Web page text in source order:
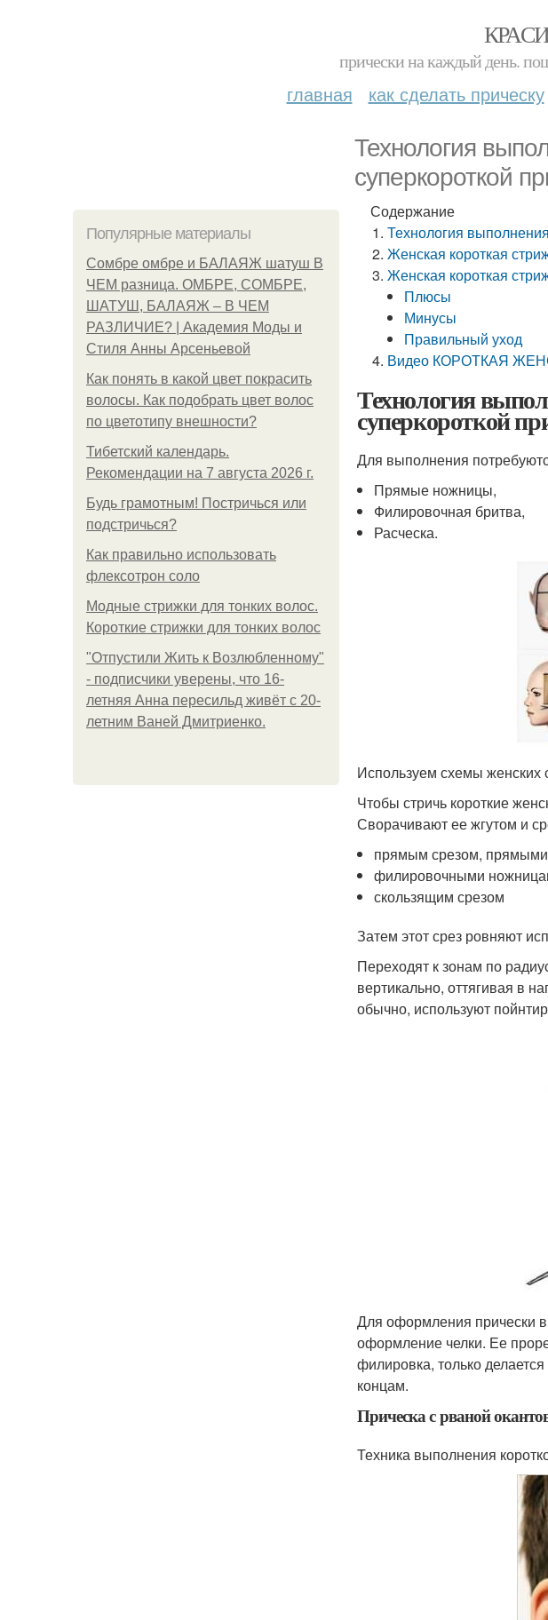
прически на каждый день.
главная как сделать прическу
Технология
суперкороткой
Популярные материалы
Сомбре омбре и БАЛАЯЖ шатуш В
ЧЕМ разница. ОМБРЕ, СОМБРЕ,
ШАТУШ, БАЛАЯЖ – В ЧЕМ
РАЗЛИЧИЕ? | Академия Моды и
Стиля Анны Арсеньевой
Как понять в какой цвет покрасить
волосы. Как подобрать цвет волос
по цветотипу внешности?
Тибетский календарь.
Рекомендации на 7 августа 2026 г.
Будь грамотным! Постричься или
подстричься?
Как правильно использовать
флексотрон соло
Модные стрижки для тонких волос.
Короткие стрижки для тонких волос
"Отпустили Жить к Возлюбленному"
- подписчики уверены, что 16-
летняя Анна пересильд живёт с 20-
летним Ваней Дмитриенко.
Содержание
Технология
Женская короткая
Женская короткая
Плюсы
Минусы
Правильный уход
Видео КОРОТКАЯ
Технология
суперкороткой
Для выполнения
Прямые ножницы,
Филировочная бритва,
Расческа.
Используем схемы
Чтобы стричь короткие
Сворачивают ее жгутом и
прямым срезом,
филировочными
скользящим срезом
Затем этот срез ровняют
Переходят к зонам по
вертикально, оттягивая в
обычно, используют
Для оформления прически
оформление челки. Ее
филировка, только
концам.
Прическа с рваной
Техника выполнения